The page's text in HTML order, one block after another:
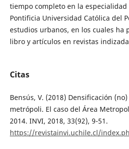
tiempo completo en la especialidad
Pontificia Universidad Católica del
estudios urbanos, en los cuales ha
libro y artículos en revistas
Citas
Bensús, V. (2018) Densificación
metrópoli. El caso del Área
2014. INVI, 2018, 33(92), 9-51.
https://revistainvi.uchile.cl/